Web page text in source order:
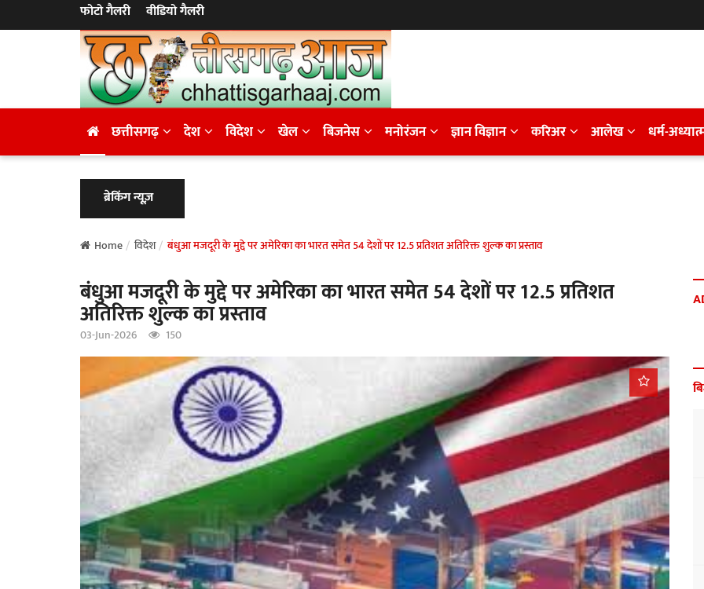
फोटो गैलरी वीडियो गैलरी
छत्तीसगढ़ देश विदेश खेल बिजनेस मनोरंजन ज्ञान विज्ञान करिअर आलेख धर्म-
ब्रेकिंग न्यूज़
Home विदेश बंधुआ मजदूरी के मुद्दे पर अमेरिका का भारत समेत 54 देशों पर 12.5 प्रतिशत अतिरिक्त शुल्क का प्रस्ताव
बंधुआ मजदूरी के मुद्दे पर अमेरिका का भारत समेत 54 देशों पर 12.5 प्रतिशत
अतिरिक्त शुल्क का प्रस्ताव
03-Jun-2026 150